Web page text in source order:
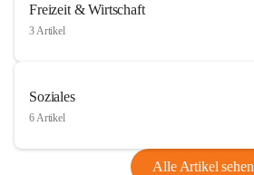
Freizeit & Wirtschaft
3 Artikel
Soziales
6 Artikel
Alle Artikel sehen